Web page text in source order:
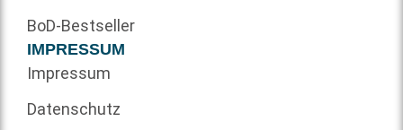
BoD-Bestseller
IMPRESSUM
Impressum
Datenschutz